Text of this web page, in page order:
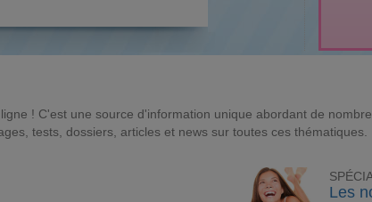
! C'est une source d'information unique abordant de
tests, dossiers, articles et news sur toutes ces thématiques.
Les